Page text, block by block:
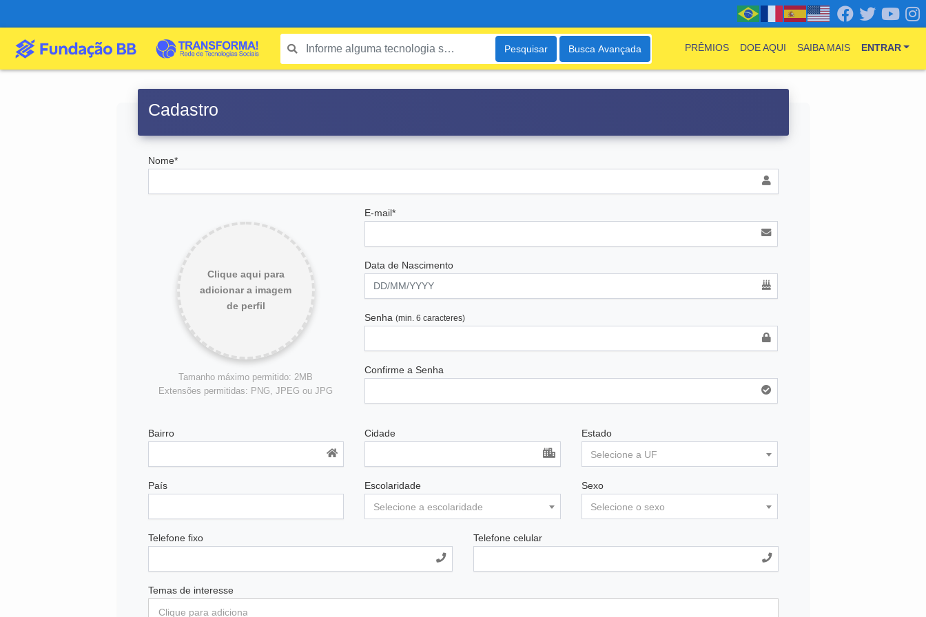
Pesquisar Busca Avançada PRÊMIOS DOE AQUI SAIBA MAIS ENTRAR
Cadastro
Nome*
Clique aqui para
adicionar a imagem
de perfil
Tamanho máximo permitido: 2MB
Extensões permitidas: PNG, JPEG ou JPG
E-mail*
Data de Nascimento
Senha(min. 6 caracteres)
Confirme a Senha
Bairro Cidade
Estado
Selecione a UF
País
Escolaridade
Selecione a escolaridade
Sexo
Selecione o sexo
Telefone fixo Telefone celular
Temas de interesse